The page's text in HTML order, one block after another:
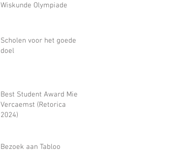
Wiskunde Olympiade
Scholen voor het goede
doel
Best Student Award Miel
Vercaemst (Retorica
2024)
Bezoek aan Tabloo